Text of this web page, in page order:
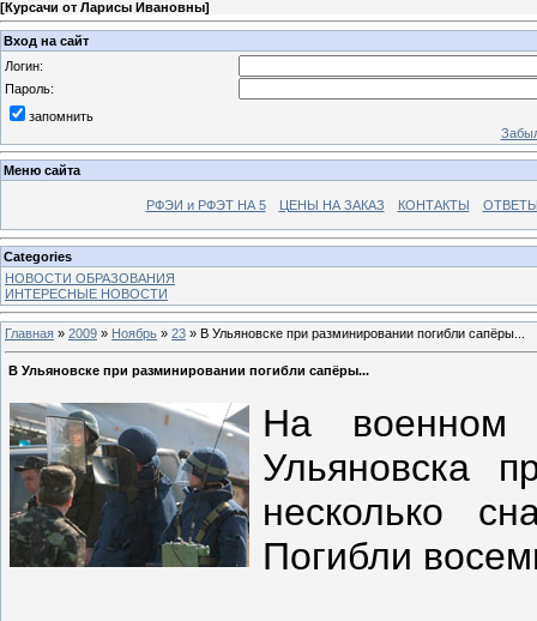
[Курсачи от Ларисы Ивановны]
Вход на сайт
Логин:
Пароль:
запомнить
Меню сайта
РФЭИ и РФЭТ НА 5 ЦЕНЫ НА ЗАКАЗ КОНТАКТЫ
Categories
НОВОСТИ ОБРАЗОВАНИЯ
ИНТЕРЕСНЫЕ НОВОСТИ
Главная » 2009 » Ноябрь » 23 » В Ульяновске при разминировании погибли сапёры...
В Ульяновске при разминировании погибли сапёры...
На
Ульяновска
несколько
Погибли